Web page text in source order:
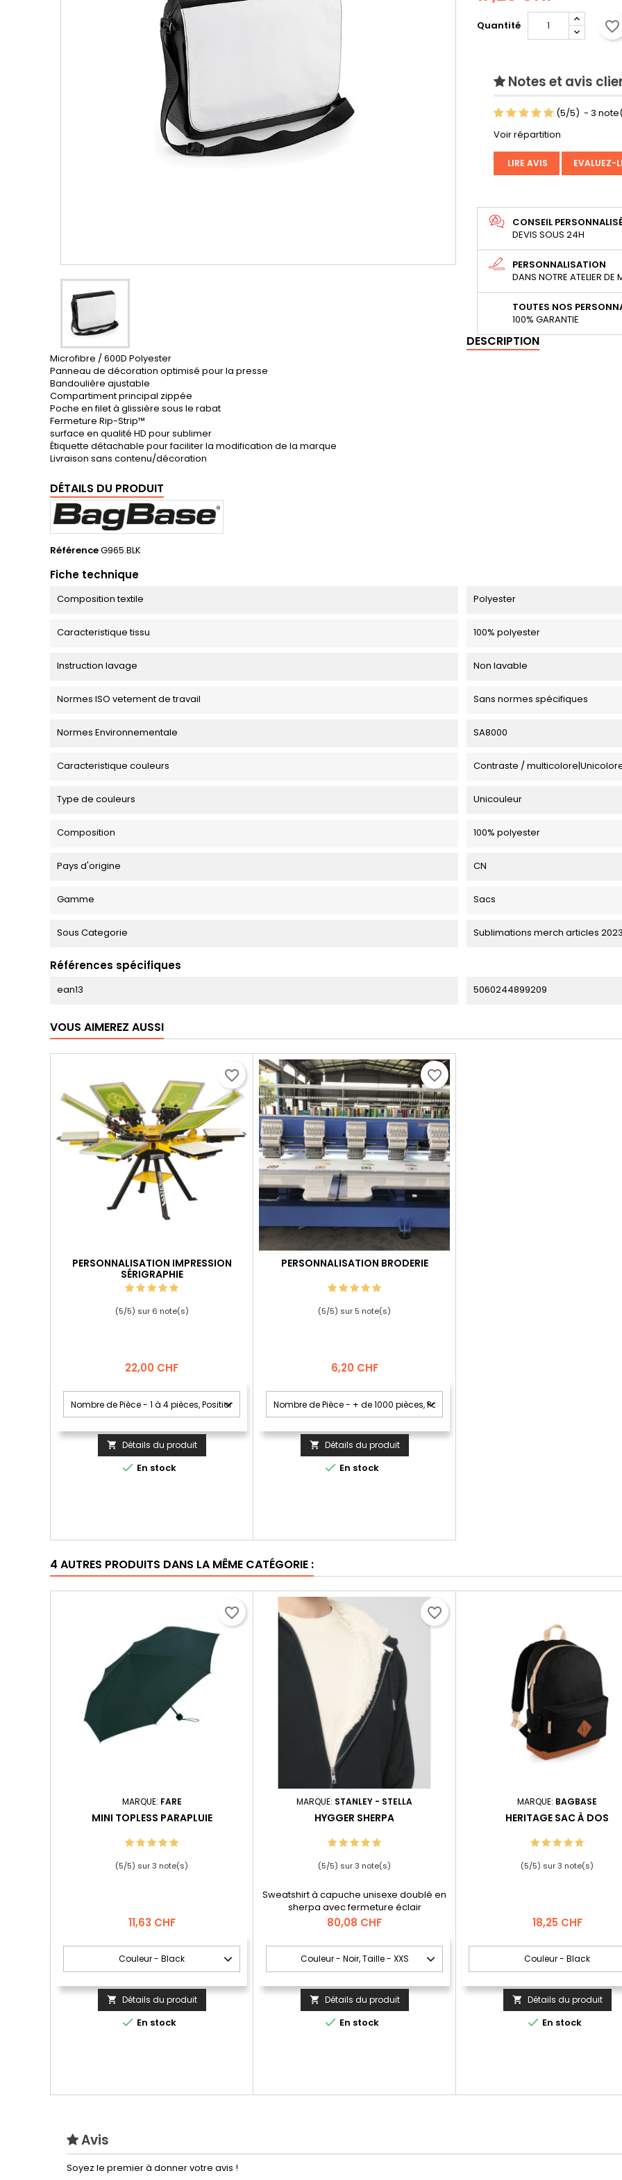
Quantité favorite_border
Notes et avis
(5/5) - 3
Voir répartition
LIRE AVIS EVALUEZ-
CONSEIL
DEVIS SOUS 24H
PERSONNALISATION
DANS NOTRE ATELIER DE
TOUTES NOS
100% GARANTIE
DESCRIPTION
Microfibre / 600D Polyester
Panneau de décoration optimisé pour la presse
Bandoulière ajustable
Compartiment principal zippée
Poche en filet à glissière sous le rabat
Fermeture Rip-Strip™
surface en qualité HD pour sublimer
Étiquette détachable pour faciliter la modification de la marque
Livraison sans contenu/décoration
DÉTAILS DU PRODUIT
RéférenceG965.BLK
Fiche technique
Composition textile Polyester
Caracteristique tissu 100% polyester
Instruction lavage Non lavable
Normes ISO vetement de travail Sans normes spécifiques
Normes Environnementale SA8000
Caracteristique couleurs Contraste /
Type de couleurs Unicouleur
Composition 100% polyester
Pays d'origine CN
Gamme Sacs
Sous Categorie Sublimations merch articles
Références spécifiques
ean13 5060244899209
VOUS AIMEREZ AUSSI
PERSONNALISATION IMPRESSION
SÉRIGRAPHIE
(5/5) sur 6 note(s)
Prix
22,00 CHF
 Détails du produit
 En stock
favorite_border
PERSONNALISATION BRODERIE
(5/5) sur 5 note(s)
Prix
6,20 CHF
 Détails du produit
 En stock
favorite_border
4 AUTRES PRODUITS DANS LA MÊME CATÉGORIE :
MARQUE: FARE
MINI TOPLESS PARAPLUIE
(5/5) sur3 note(s)
Prix
11,63 CHF
 Détails du produit
 En stock
favorite_border
MARQUE: STANLEY - STELLA
HYGGER SHERPA
(5/5) sur3 note(s)
Sweatshirt à capuche unisexe doublé en
sherpa avec fermeture éclair
Prix
80,08 CHF
 Détails du produit
 En stock
favorite_border
MARQUE: BAGBASE
HERITAGE SAC À DOS
(5/5) sur3 note(s)
Prix
18,25 CHF
 Détails du produit
 En stock
Avis
Soyez le premier à donner votre avis !